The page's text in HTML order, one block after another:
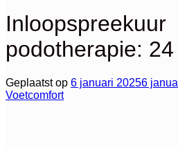
Inloopspreekuur
podotherapie:
Geplaatst op 6 januari 20256
Voetcomfort